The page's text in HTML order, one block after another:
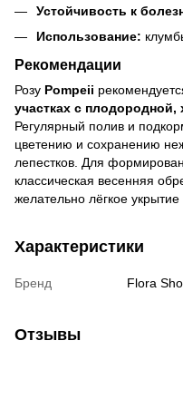
Устойчивость к
Использование:
Рекомендации
Розу Pompeii
участках с
Регулярный полив и
цветению и сохранению
лепестков. Для
классическая весенняя
желательно лёгкое укрытие
Характеристики
Бренд Flora
Отзывы